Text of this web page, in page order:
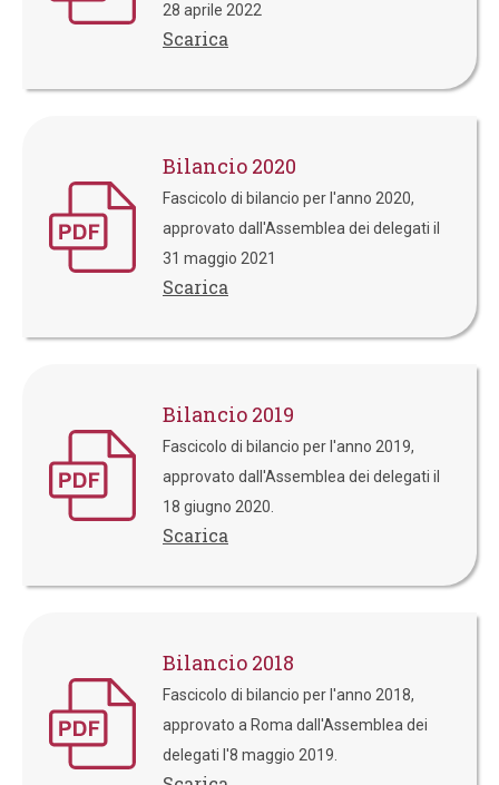
28 aprile 2022
Scarica
Bilancio 2020
Fascicolo di bilancio per l'anno 2020,
approvato dall'Assemblea dei delegati il
31 maggio 2021
Scarica
Bilancio 2019
Fascicolo di bilancio per l'anno 2019,
approvato dall'Assemblea dei delegati il
18 giugno 2020.
Scarica
Bilancio 2018
Fascicolo di bilancio per l'anno 2018,
approvato a Roma dall'Assemblea dei
delegati l'8 maggio 2019.